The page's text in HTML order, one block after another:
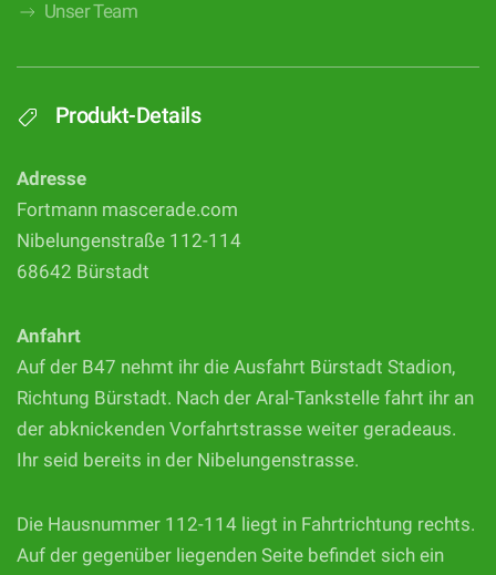
Unser Team
Produkt-Details
Adresse
Fortmann mascerade.com
Nibelungenstraße 112-114
68642 Bürstadt
Anfahrt
Auf der B47 nehmt ihr die Ausfahrt Bürstadt Stadion,
Richtung Bürstadt. Nach der Aral-Tankstelle fahrt ihr an
der abknickenden Vorfahrtstrasse weiter geradeaus.
Ihr seid bereits in der Nibelungenstrasse.
Die Hausnummer 112-114 liegt in Fahrtrichtung rechts.
Auf der gegenüber liegenden Seite befindet sich ein